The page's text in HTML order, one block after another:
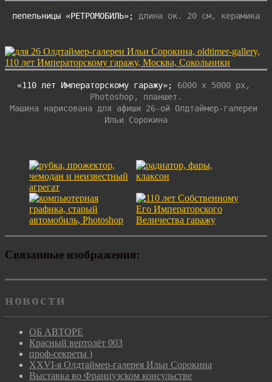
пепельницы «РЕТРОМОБИЛЬ»; длина ок. 20 cм, керамика
«110 лет Императорскому гаражу»;
6000 x 5000 px,
Photoshop, планшет.
Машина нарисована для афиши 26-ой Олдтаймер-галереи
Ильи Сорокина
Связанные изображения:
новости
ОБ АВТОРЕ
Красный вертолёт 003
проф-секреты )
XXVI-я Олдтаймер-галерея Ильи Сорокина
Выставка во Французском консульстве